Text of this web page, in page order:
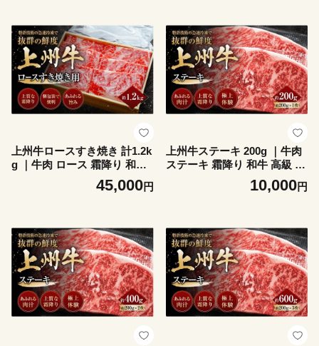
橋市
橋市
上州牛ロースすき焼き 計1.2k
g ｜牛肉 ロース 霜降り 和牛
高級 ぜいたく 贅沢 特別 牛
すき焼き 炒め物 ブランド牛
橋市
45,000円
上州牛ステーキ 200g ｜牛肉
ステーキ 霜降り 和牛 高級 ぜ
いたく 贅沢 特別 牛 すき焼き
炒め物 ブランド牛 上州牛 使
10,000円